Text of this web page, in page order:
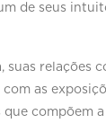
de seus
suas
as
compõem